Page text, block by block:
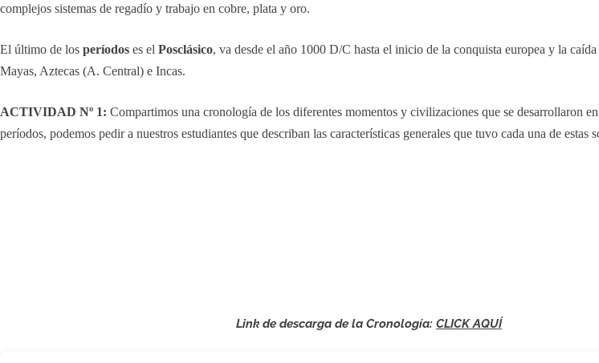
complejos sistemas de regadío y trabajo en cobre, plata y oro.
El último de los períodos es el Posclásico, va desde el año 1000 D/C hasta el inicio de la conquista europea y la
Mayas, Aztecas (A. Central) e Incas.
ACTIVIDAD Nº 1: Compartimos una cronología de los diferentes momentos y civilizaciones que se desarrollaron
períodos, podemos pedir a nuestros estudiantes que describan las características generales que tuvo cada una de estas
Link de descarga de la Cronología: CLICK AQUÍ